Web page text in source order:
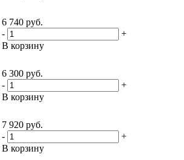
6 740 руб.
-
+
В корзину
6 300 руб.
-
+
В корзину
7 920 руб.
-
+
В корзину